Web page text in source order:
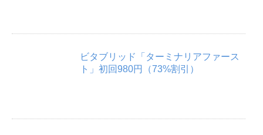
ビタブリッド「ターミナリアファース
ト」初回980円（73%割引）